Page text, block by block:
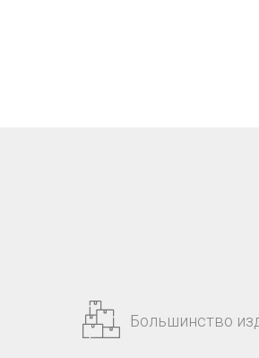
Большинство